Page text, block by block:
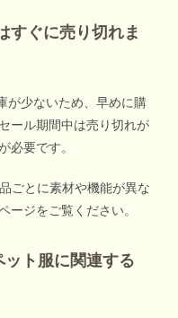
すぐに売り切れま
が少ないため、早めに購
ール期間中は売り切れが
必要です。
ごとに素材や機能が異な
ージをご覧ください。
ト服に関連する